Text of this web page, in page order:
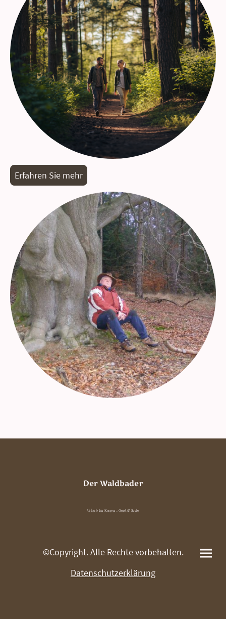
Erfahren Sie mehr
Der Waldbader
Urlaub für Körper , Geist & Seele
©Copyright. Alle Rechte vorbehalten.
Datenschutzerklärung